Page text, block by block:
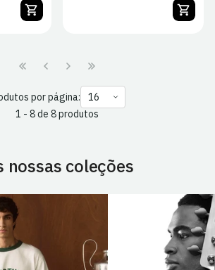
por página:
1 - 8 de 8 produtos
nossas coleções